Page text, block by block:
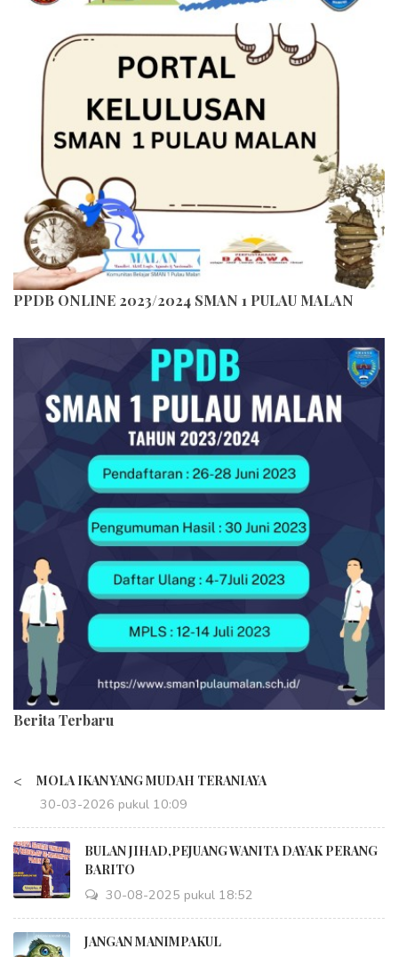
PPDB ONLINE 2023/2024 SMAN 1 PULAU MALAN
Berita Terbaru
< MOLA IKAN YANG MUDAH TERANIAYA
30-03-2026 pukul 10:09
BULAN JIHAD,PEJUANG WANITA DAYAK PERANG
BARITO
30-08-2025 pukul 18:52
JANGAN MANIMPAKUL